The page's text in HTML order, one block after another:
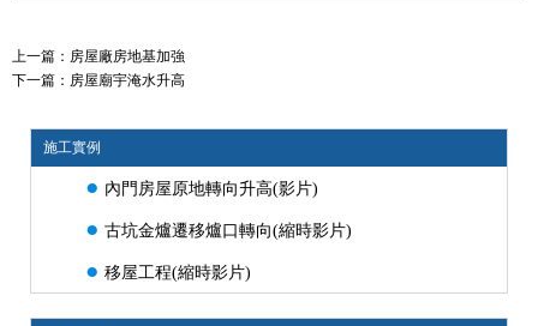
上一篇： 房屋廠房地基加強
下一篇： 房屋廟宇淹水升高
施工實例
● 內門房屋原地轉向升高(影片)
● 古坑金爐遷移爐口轉向(縮時影片)
● 移屋工程(縮時影片)